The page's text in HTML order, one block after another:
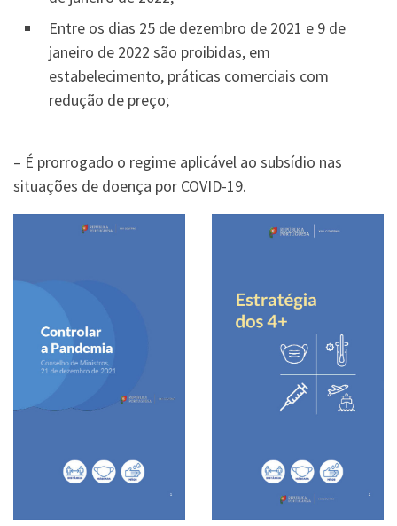
Entre os dias 25 de dezembro de 2021 e 9 de
janeiro de 2022 são proibidas, em
estabelecimento, práticas comerciais com
redução de preço;
– É prorrogado o regime aplicável ao subsídio nas
situações de doença por COVID-19.